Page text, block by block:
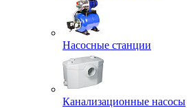
Насосные станции
Канализационные насосы